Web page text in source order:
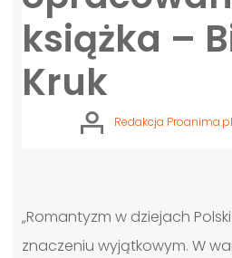
książka –
Kruk
Redakcja Proanima.pl
„Romantyzm w dziejach
znaczeniu wyjątkowym. W